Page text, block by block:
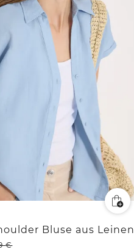
Bluse aus Leinen
€